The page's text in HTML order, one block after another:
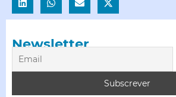
Newsletter